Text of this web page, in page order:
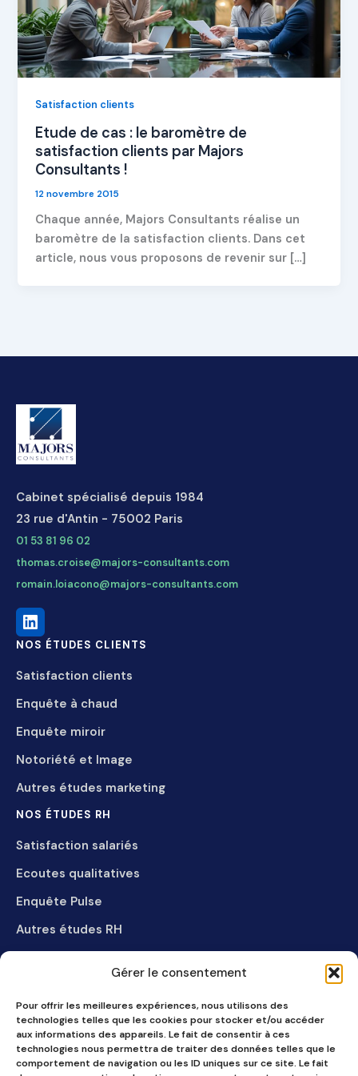
Gérer le consentement
Pour offrir les meilleures expériences, nous utilisons des
technologies telles que les cookies pour stocker et/ou accéder
aux informations des appareils. Le fait de consentir à ces
technologies nous permettra de traiter des données telles que le
comportement de navigation ou les ID uniques sur ce site. Le fait
Satisfaction clients
Etude de cas : le baromètre de
satisfaction clients par Majors
Consultants !
12 novembre 2015
Chaque année, Majors Consultants réalise un
baromètre de la satisfaction clients. Dans cet
article, nous vous proposons de revenir sur […]
Cabinet spécialisé depuis 1984
23 rue d'Antin - 75002 Paris
01 53 81 96 02
thomas.croise@majors-consultants.com
romain.loiacono@majors-consultants.com
NOS ÉTUDES CLIENTS
Satisfaction clients
Enquête à chaud
Enquête miroir
Notoriété et Image
Autres études marketing
NOS ÉTUDES RH
Satisfaction salariés
Ecoutes qualitatives
Enquête Pulse
Autres études RH
Qui sommes-nous
Recrutement
RGPD dans nos études